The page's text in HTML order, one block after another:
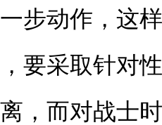
步动作，这
要采取针对
，而对战士